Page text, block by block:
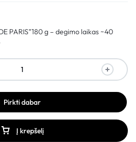
PARIS”180 g – degimo laikas ~40
Į krepšelį
Pirkti dabar